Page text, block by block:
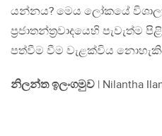
යන්නය? මෙය ලෝකයේ
ප්‍රජාතන්ත්‍රවාදයෙහි පැවැත්ම
පත්වීම වීම වැළක්විය
නිලන්ත ඉලංගමුව | Nilantha